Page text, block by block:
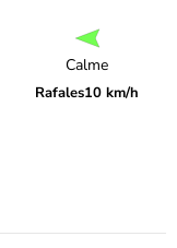
Calme
Rafales10 km/h